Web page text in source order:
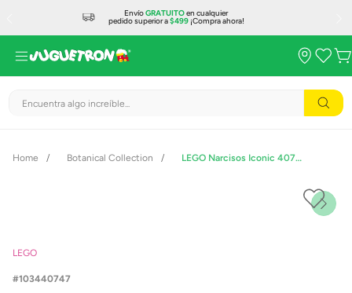
EnvíoGRATUITOen cualquier
pedido superior a$499¡Compra ahora!
Encuentra algo increíble...
Botanical Collection LEGO Narcisos Iconic 40747
LEGO
103440747